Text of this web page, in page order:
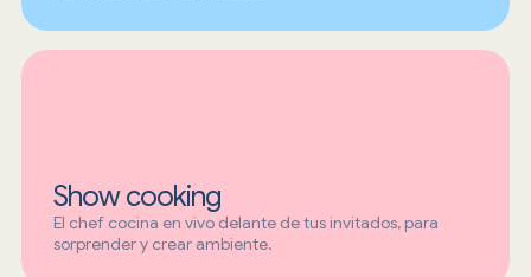
Show cooking
El chef cocina en vivo delante de tus invitados, para
sorprender y crear ambiente.